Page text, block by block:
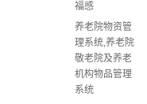
福感
养老院物资管
理系统,养老院
敬老院及养老
机构物品管理
系统